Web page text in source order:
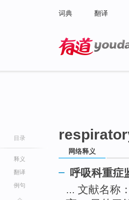
词典 翻译
目录
释义
翻译
例句
网络释义
呼吸科重症
... 文献名称